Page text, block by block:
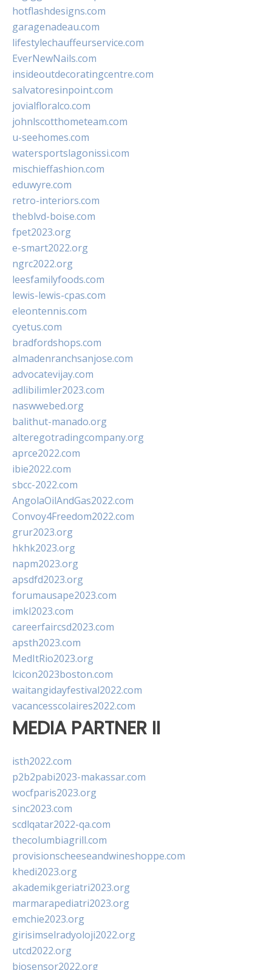
hotflashdesigns.com
garagenadeau.com
lifestylechauffeurservice.com
EverNewNails.com
insideoutdecoratingcentre.com
salvatoresinpoint.com
jovialfloralco.com
johnlscotthometeam.com
u-seehomes.com
watersportslagonissi.com
mischieffashion.com
eduwyre.com
retro-interiors.com
theblvd-boise.com
fpet2023.org
e-smart2022.org
ngrc2022.org
leesfamilyfoods.com
lewis-lewis-cpas.com
eleontennis.com
cyetus.com
bradfordshops.com
almadenranchsanjose.com
advocatevijay.com
adlibilimler2023.com
naswwebed.org
balithut-manado.org
alteregotradingcompany.org
aprce2022.com
ibie2022.com
sbcc-2022.com
AngolaOilAndGas2022.com
Convoy4Freedom2022.com
grur2023.org
hkhk2023.org
napm2023.org
apsdfd2023.org
forumausape2023.com
imkl2023.com
careerfaircsd2023.com
apsth2023.com
MedItRio2023.org
lcicon2023boston.com
waitangidayfestival2022.com
vacancesscolaires2022.com
MEDIA PARTNER II
isth2022.com
p2b2pabi2023-makassar.com
wocfparis2023.org
sinc2023.com
scdlqatar2022-qa.com
thecolumbiagrill.com
provisionscheeseandwineshoppe.com
khedi2023.org
akademikgeriatri2023.org
marmarapediatri2023.org
emchie2023.org
girisimselradyoloji2022.org
utcd2022.org
biosensor2022.org